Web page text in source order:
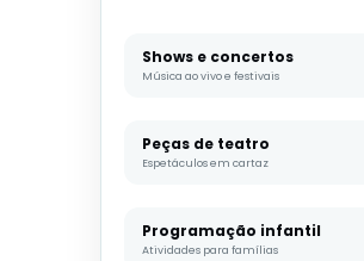
Shows e concertos
Música ao vivo e festivais
Peças de teatro
Espetáculos em cartaz
Programação infantil
Atividades para famílias